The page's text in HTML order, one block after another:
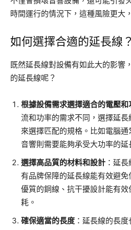
時間運行的情況下，這種風險更大
如何選擇合適的延長線？
既然延長線對設備有如此大的影響
的延長線呢？
根據設備需求選擇適合的電壓和
流和功率的需求不同，選擇延
來選擇匹配的規格。比如電腦
音響則需要能夠承受大功率的延
選擇高品質的材料和設計 ：延
有品牌保障的延長線能有效避免
優質的銅線、抗干擾設計能有
耗。
確保適當的長度 ：延長線的長